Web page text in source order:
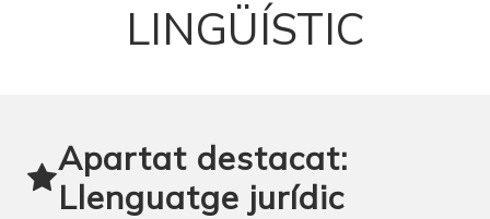
LINGÜÍSTIC
Apartat destacat:
Llenguatge jurídic